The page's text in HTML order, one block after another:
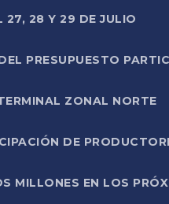
27, 28 Y 29 DE JULIO
PRESUPUESTO
ZONAL NORTE
DE
MILLONES EN LOS